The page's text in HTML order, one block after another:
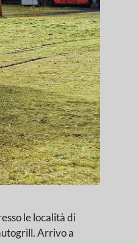
le località di
Arrivo a